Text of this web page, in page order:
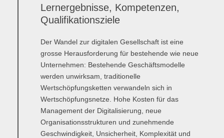
Lernergebnisse, Kompetenzen,
Qualifikationsziele
Der Wandel zur digitalen Gesellschaft ist eine
grosse Herausforderung für bestehende wie neue
Unternehmen: Bestehende Geschäftsmodelle
werden unwirksam, traditionelle
Wertschöpfungsketten verwandeln sich in
Wertschöpfungsnetze. Hohe Kosten für das
Management der Digitalisierung, neue
Organisationsstrukturen und zunehmende
Geschwindigkeit, Unsicherheit, Komplexität und